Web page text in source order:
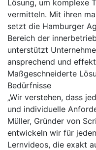
Lösung, um komplexe
vermitteln. Mit ihren
setzt die Hamburger
Bereich der
unterstützt
ansprechend und
Maßgeschneiderte
Bedürfnisse
„Wir verstehen, dass
und individuelle
Müller, Gründer von
entwickeln wir für
Lernvideos, die exakt